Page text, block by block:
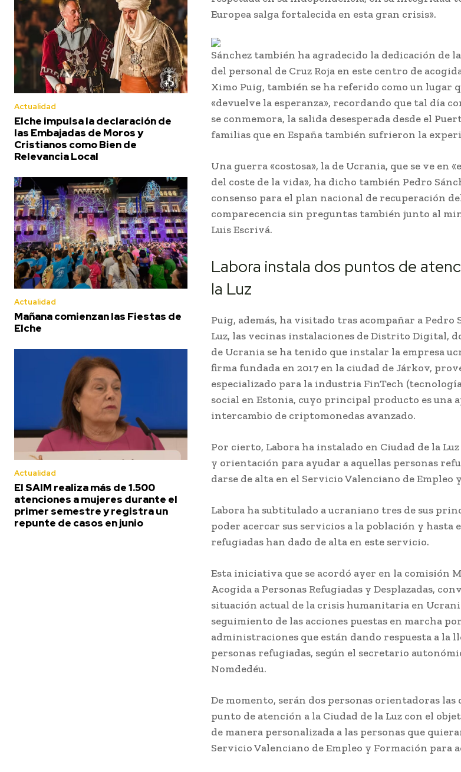
Actualidad
Elche impulsa la declaración de
las Embajadas de Moros y
Cristianos como Bien de
Relevancia Local
Actualidad
Mañana comienzan las Fiestas de
Elche
Actualidad
El SAIM realiza más de 1.500
atenciones a mujeres durante el
primer semestre y registra un
repunte de casos en junio
Europea salga fortalecida en esta gran crisis».
Sánchez también ha agradecido la dedicación de
del personal de Cruz Roja en este centro de
Ximo Puig, también se ha referido como un lugar
«devuelve la esperanza», recordando que tal día
se conmemora, la salida desesperada desde el
familias que en España también sufrieron la
Una guerra «costosa», la de Ucrania, que se ve en
del coste de la vida», ha dicho también Pedro
consenso para el plan nacional de recuperación
comparecencia sin preguntas también junto al
Luis Escrivá.
Labora instala dos puntos de
la Luz
Puig, además, ha visitado tras acompañar a Pedro
Luz, las vecinas instalaciones de Distrito Digital,
de Ucrania se ha tenido que instalar la empresa
firma fundada en 2017 en la ciudad de Járkov,
especializado para la industria FinTech
social en Estonia, cuyo principal producto es una
intercambio de criptomonedas avanzado.
Por cierto, Labora ha instalado en Ciudad de la
y orientación para ayudar a aquellas personas
darse de alta en el Servicio Valenciano de Empleo
Labora ha subtitulado a ucraniano tres de sus
poder acercar sus servicios a la población y hasta
refugiadas han dado de alta en este servicio.
Esta iniciativa que se acordó ayer en la comisión
Acogida a Personas Refugiadas y Desplazadas,
situación actual de la crisis humanitaria en
seguimiento de las acciones puestas en marcha
administraciones que están dando respuesta a la
personas refugiadas, según el secretario
Nomdedéu.
De momento, serán dos personas orientadoras las
punto de atención a la Ciudad de la Luz con el
de manera personalizada a las personas que
Servicio Valenciano de Empleo y Formación para